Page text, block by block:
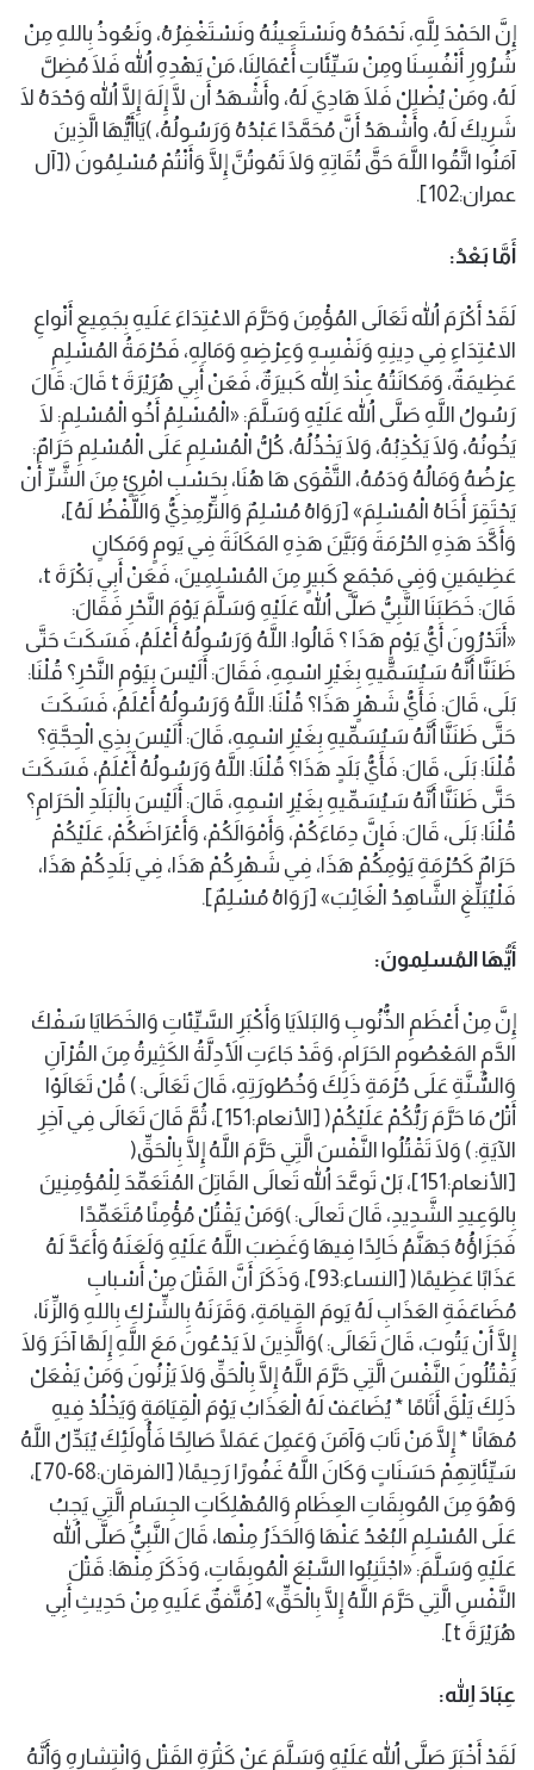
إِنَّ الحَمْدَ لِلَّهِ، نَحْمَدُهُ ونَسْتَعِينُهُ ونَسْتَغْفِرُهُ، ونَعُوذُ بِاللهِ مِنْ
شُرُورِ أَنْفُسِنَا ومِنْ سَيِّئَاتِ أَعْمَالِنَا، مَنْ يَهْدِهِ اللهُ فَلَا مُضِلَّ
لَهُ، ومَنْ يُضْلِلْ فَلَا هَادِيَ لَهُ، وأَشْهَدُ أَن لَّا إِلَهَ إِلَّا اللهُ وَحْدَهُ لَا
شَرِيكَ لَهُ، وأَشْهَدُ أَنَّ مُحَمَّدًا عَبْدُهُ وَرَسُولُهُ، )يَاأَيُّهَا الَّذِينَ
آمَنُوا اتَّقُوا اللَّهَ حَقَّ تُقَاتِهِ وَلَا تَمُوتُنَّ إِلَّا وَأَنْتُمْ مُسْلِمُونَ ([آل
عمران:102].
أَمَّا بَعْدُ:
لَقَدْ أَكْرَمَ اللهُ تَعَالَى المُؤْمِنَ وَحَرَّمَ الاعْتِدَاءَ عَلَيهِ بِجَمِيعِ أَنْواعِ
الاعْتِدَاءِ فِي دِينِهِ وَنَفْسِهِ وَعِرْضِهِ وَمَالِهِ، فَحُرْمَةُ المُسْلِمِ
عَظِيمَةٌ، وَمَكانَتُهُ عِنْدَ اللهِ كَبيرَةٌ، فَعَنْ أَبِي هُرَيْرَةَ t قَالَ: قَالَ
رَسُولُ اللَّهِ صَلَّى اللهُ عَلَيْهِ وَسَلَّمَ: «الْمُسْلِمُ أَخُو الْمُسْلِمِ: لَا
يَخُونُهُ، وَلَا يَكْذِبُهُ، وَلَا يَخْذُلُهُ، كُلُّ الْمُسْلِمِ عَلَى الْمُسْلِمِ حَرَامٌ:
عِرْضُهُ وَمَالُهُ وَدَمُهُ، التَّقْوَى هَا هُنَا، بِحَسْبِ امْرِئٍ مِنَ الشَّرِّ أَنْ
يَحْتَقِرَ أَخَاهُ الْمُسْلِمَ» [رَوَاهُ مُسْلِمٌ وَالتِّرْمِذِيُّ وَاللَّفْظُ لَهُ]،
وَأَكَّدَ هَذِهِ الحُرْمَةَ وَبَيَّنَ هَذِهِ المَكَانَةَ فِي يَومٍ وَمَكانٍ
عَظِيمَينِ وَفِي مَجْمَعٍ كَبيرٍ مِنَ المُسْلِمِينَ، فَعَنْ أَبِي بَكْرَةَ t،
قَالَ: خَطَبَنَا النَّبِيُّ صَلَّى اللهُ عَلَيْهِ وَسَلَّمَ يَوْمَ النَّحْرِ فَقَالَ:
«أَتَدْرُونَ أَيُّ يَوْمٍ هَذَا ؟ قَالُوا: اللَّهُ وَرَسُولُهُ أَعْلَمُ، فَسَكَتَ حَتَّى
ظَنَنَّا أَنَّهُ سَيُسَمِّيهِ بِغَيْرِ اسْمِهِ، فَقَالَ: أَلَيْسَ بِيَوْمِ النَّحْرِ؟ قُلْنَا:
بَلَى، قَالَ: فَأَيُّ شَهْرٍ هَذَا؟ قُلْنَا: اللَّهُ وَرَسُولُهُ أَعْلَمُ، فَسَكَتَ
حَتَّى ظَنَنَّا أَنَّهُ سَيُسَمِّيهِ بِغَيْرِ اسْمِهِ، قَالَ: أَلَيْسَ بِذِي الْحِجَّةِ؟
قُلْنَا: بَلَى، قَالَ: فَأَيُّ بَلَدٍ هَذَا؟ قُلْنَا: اللَّهُ وَرَسُولُهُ أَعْلَمُ، فَسَكَتَ
حَتَّى ظَنَنَّا أَنَّهُ سَيُسَمِّيهِ بِغَيْرِ اسْمِهِ، قَالَ: أَلَيْسَ بِالْبَلَدِ الْحَرَامِ؟
قُلْنَا: بَلَى، قَالَ: فَإِنَّ دِمَاءَكُمْ، وَأَمْوَالَكُمْ، وَأَعْرَاضَكُمْ، عَلَيْكُمْ
حَرَامٌ كَحُرْمَةِ يَوْمِكُمْ هَذَا، فِي شَهْرِكُمْ هَذَا، فِي بَلَدِكُمْ هَذَا،
فَلْيُبَلِّغِ الشَّاهِدُ الْغَائِبَ» [رَوَاهُ مُسْلِمٌ].
أَيُّهَا المُسلِمونَ:
إِنَّ مِنْ أَعْظَمِ الذُّنُوبِ وَالبَلَايَا وَأَكْبَرِ السَّيِّئاتِ وَالخَطَايَا سَفْكَ
الدَّمِ المَعْصُومِ الحَرَامِ، وَقَدْ جَاءَتِ الأَدِلَّةُ الكَثِيرةُ مِنَ القُرْآنِ
وَالسُّنَّةِ عَلَى حُرْمَةِ ذَلِكَ وَخُطُورَتِهِ، قَالَ تَعَالَى: ) قُلْ تَعَالَوْا
أَتْلُ مَا حَرَّمَ رَبُّكُمْ عَلَيْكُمْ( [الأنعام:151]، ثُمَّ قَالَ تَعَالَى فِي آخِرِ
الآيَةِ: ) وَلَا تَقْتُلُوا النَّفْسَ الَّتِي حَرَّمَ اللَّهُ إِلَّا بِالْحَقِّ(
[الأنعام:151]، بَلْ تَوعَّدَ اللهُ تَعالَى القَاتِلَ المُتَعَمِّدَ لِلْمُؤمِنِينَ
بِالوَعِيدِ الشَّدِيدِ، قَالَ تَعالَى: )وَمَنْ يَقْتُلْ مُؤْمِنًا مُتَعَمِّدًا
فَجَزَاؤُهُ جَهَنَّمُ خَالِدًا فِيهَا وَغَضِبَ اللَّهُ عَلَيْهِ وَلَعَنَهُ وَأَعَدَّ لَهُ
عَذَابًا عَظِيمًا( [النساء:93]، وَذَكَرَ أَنَّ القَتْلَ مِنْ أَسْبابِ
مُضَاعَفَةِ العَذَابِ لَهُ يَومَ القِيامَةِ، وَقَرَنَهُ بِالشِّرْكِ بِاللهِ وَالزِّنَا،
إِلَّا أَنْ يَتُوبَ، قَالَ تَعَالَى: )وَالَّذِينَ لَا يَدْعُونَ مَعَ اللَّهِ إِلَهًا آخَرَ وَلَا
يَقْتُلُونَ النَّفْسَ الَّتِي حَرَّمَ اللَّهُ إِلَّا بِالْحَقِّ وَلَا يَزْنُونَ وَمَنْ يَفْعَلْ
ذَلِكَ يَلْقَ أَثَامًا * يُضَاعَفْ لَهُ الْعَذَابُ يَوْمَ الْقِيَامَةِ وَيَخْلُدْ فِيهِ
مُهَانًا * إِلَّا مَنْ تَابَ وَآمَنَ وَعَمِلَ عَمَلًا صَالِحًا فَأُولَئِكَ يُبَدِّلُ اللَّهُ
سَيِّئَاتِهِمْ حَسَنَاتٍ وَكَانَ اللَّهُ غَفُورًا رَحِيمًا( [الفرقان:68-70]،
وَهُوَ مِنَ المُوبِقَاتِ العِظَامِ وَالمُهْلِكَاتِ الجِسَامِ الَّتِي يَجِبُ
عَلَى المُسْلِمِ البُعْدُ عَنْهَا وَالحَذَرُ مِنْها، قَالَ النَّبِيُّ صَلَّى اللهُ
عَلَيْهِ وَسَلَّمَ: «اجْتَنِبُوا السَّبْعَ الْمُوبِقَاتِ، وَذَكَرَ مِنْهَا: قَتْلَ
النَّفْسِ الَّتِي حَرَّمَ اللَّهُ إِلَّا بِالْحَقِّ» [مُتَّفقٌ عَلَيهِ مِنْ حَدِيثِ أَبِي
هُرَيْرَةَ t].
عِبَادَ اللهِ:
لَقَدْ أَخْبَرَ صَلَّى اللهُ عَلَيْهِ وَسَلَّمَ عَنْ كَثْرَةِ القَتْلِ وَانْتِشارِهِ وَأَنَّهُ